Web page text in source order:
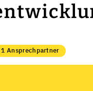
1 Ansprechpartner